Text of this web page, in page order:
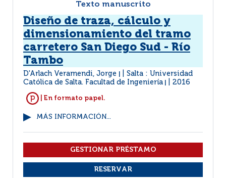
Texto manuscrito
Diseño de traza, cálculo y
dimensionamiento del tramo
carretero San Diego Sud - Río
Tambo
D'Arlach Veramendi, Jorge
Salta : Universidad
Católica de Salta. Facultad de Ingeniería
2016
| En formato papel.
MÁS INFORMACIÓN...